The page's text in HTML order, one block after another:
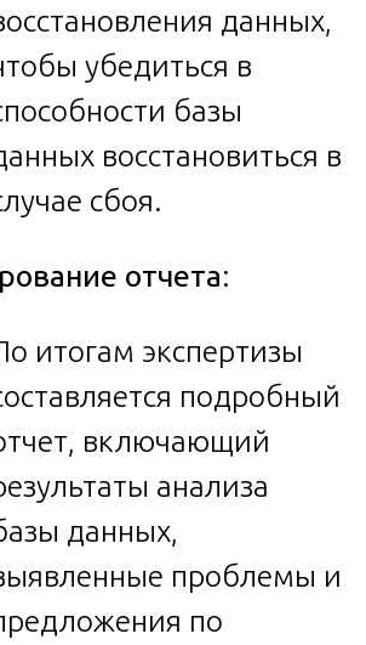
данных,
убедиться в
базы
восстановиться в
сбоя.
отчета:
итогам экспертизы
подробный
включающий
анализа
данных,
проблемы и
по